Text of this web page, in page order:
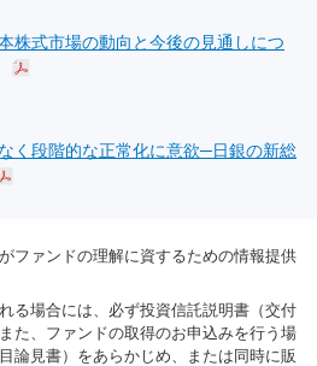
株式市場の動向と今後の見通しにつ
く段階的な正常化に意欲─日銀の新総
ファンドの理解に資するための情報提供
る場合には、必ず投資信託説明書（交付
た、ファンドの取得のお申込みを行う場
論見書）をあらかじめ、または同時に販